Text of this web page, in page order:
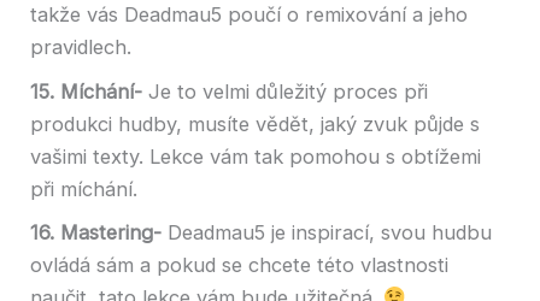
takže vás Deadmau5 poučí o remixování a jeho
pravidlech.
15. Míchání- Je to velmi důležitý proces při
produkci hudby, musíte vědět, jaký zvuk půjde s
vašimi texty. Lekce vám tak pomohou s obtížemi
při míchání.
16. Mastering- Deadmau5 je inspirací, svou hudbu
ovládá sám a pokud se chcete této vlastnosti